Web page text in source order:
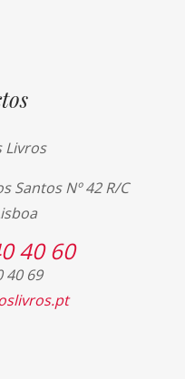
Livros
Santos Nº 42 R/C
40 60
40 69